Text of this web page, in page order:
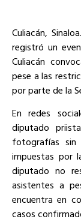
Culiacán,
registró un
Culiacán
pese a las
por parte de la
En redes
diputado
fotografías sin
impuestas por
diputado no
asistentes a
encuentra en
casos